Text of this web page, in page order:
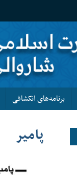
برنامه‌های انکشافی
پامیر